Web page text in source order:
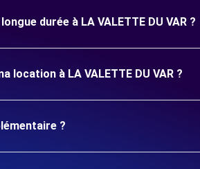
durée à LA VALETTE DU VAR ?
location à LA VALETTE DU VAR ?
?